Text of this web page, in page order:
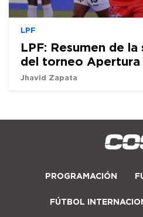
LPF
LPF: Resumen de
del torneo Apertura
Jhavid Zapata
PROGRAMACIÓN
FÚTBOL